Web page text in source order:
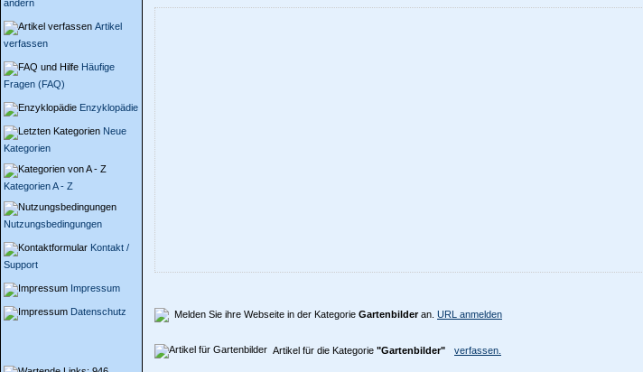
ändern
Artikel
verfassen
Häufige
Fragen (FAQ)
Enzyklopädie
Neue
Kategorien
Kategorien A - Z
Nutzungsbedingungen
Kontakt /
Support
Impressum
Datenschutz Melden Sie ihre Webseite in der Kategorie Gartenbilderan. URL anmelden
Artikel für die Kategorie "Gartenbilder" verfassen.